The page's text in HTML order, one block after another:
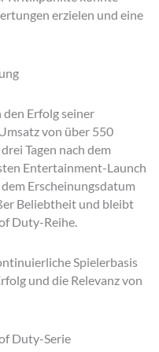
erzielen und eine
Erfolg seiner
von über 550
Tagen nach dem
Entertainment-Launch
Erscheinungsdatum
Beliebtheit und bleibt
Duty-Reihe.
Spielerbasis
und die Relevanz von
Duty-Serie